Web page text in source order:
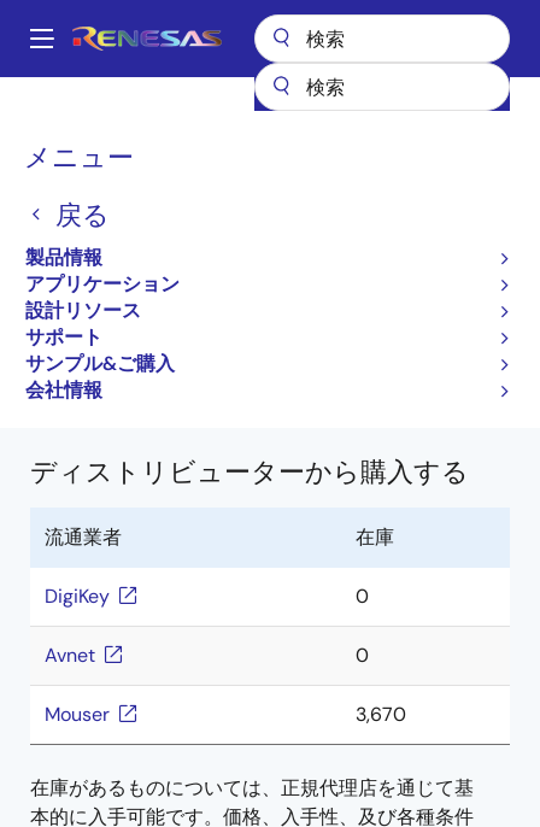
ン
Main
メニュー
戻る
製品情報
アプリケーション
設計リソース
サポート
サンプル&ご購入
会社情報
パ
く
ず
フォトカプラ（オプトカプラ）
PS2513L-1-F3-A
PS2513L-1-F3-A
新規採用非推奨品
DC Input Single
PS2513-1, PS2513L-1 Data sheet
PS2513L-1 に関するすべての情報
ディストリビューターから購入する
流通業者 在庫
DigiKey 0
Avnet 0
Mouser 3,670
在庫があるものについては、正規代理店を通じて基
本的に入手可能です。価格、入手性、及び各種条件